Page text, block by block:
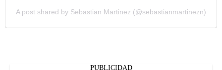
A post shared by Sebastian Martinez (@sebastianmartinezn)
PUBLICIDAD